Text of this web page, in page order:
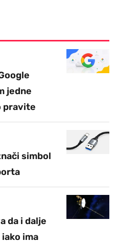
jedne
pravite
simbol
da i dalje
ima